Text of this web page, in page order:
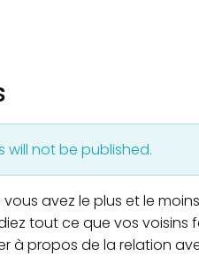
will not be published.
avez le plus et le
tout ce que vos voisins
à propos de la relation